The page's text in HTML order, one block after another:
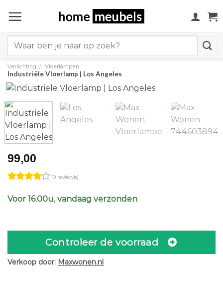
naar
for:
Verlichting / Vloerlampen
Industriële Vloerlamp | Los Angeles
99,00
10 review(s)
Voor 16.00u, vandaag verzonden
Controleer de voorraad
Verkoop door: Maxwonen.nl